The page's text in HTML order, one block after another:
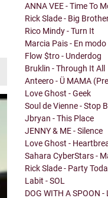
ANNA VEE - Time To
Rick Slade - Big
Rico Mindy - Turn It
Marcia Pais - En modo
Flow $tro - Underdog
Bruklin - Through It All
Anteero - Ü MAMA
Love Ghost - Geek
Soul de Vienne - Stop
Jbryan - This Place
JENNY & ME - Silence
Love Ghost -
Sahara CyberStars -
Rick Slade - Party
Labit - SOL
DOG WITH A SPOON